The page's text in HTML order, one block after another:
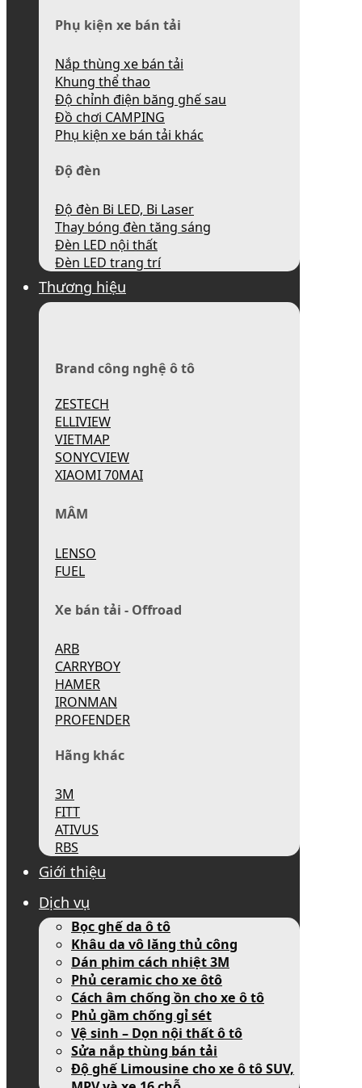
Phụ kiện xe bán tải
Nắp thùng xe bán tải
Khung thể thao
Độ chỉnh điện băng ghế sau
Đồ chơi CAMPING
Phụ kiện xe bán tải khác
Độ đèn
Độ đèn Bi LED, Bi Laser
Thay bóng đèn tăng sáng
Đèn LED nội thất
Đèn LED trang trí
Thương hiệu
Brand công nghệ ô tô
ZESTECH
ELLIVIEW
VIETMAP
SONYCVIEW
XIAOMI 70MAI
MÂM
LENSO
FUEL
Xe bán tải - Offroad
ARB
CARRYBOY
HAMER
IRONMAN
PROFENDER
Hãng khác
3M
FITT
ATIVUS
RBS
Giới thiệu
Dịch vụ
Bọc ghế da ô tô
Khâu da vô lăng thủ công
Dán phim cách nhiệt 3M
Phủ ceramic cho xe ôtô
Cách âm chống ồn cho xe ô tô
Phủ gầm chống gỉ sét
Vệ sinh – Dọn nội thất ô tô
Sửa nắp thùng bán tải
Độ ghế Limousine cho xe ô tô SUV,